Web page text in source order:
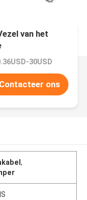
van het
Schakelaar
30USD
Contacteer ons
,